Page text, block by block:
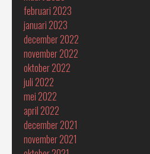
februari 2023
januari 2023
december 2022
november 2022
oktober 2022
juli 2022
mei 2022
april 2022
december 2021
november 2021